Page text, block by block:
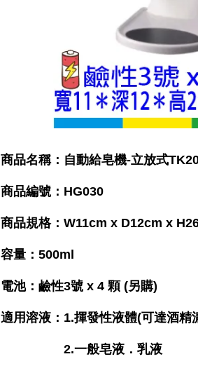
商品名稱：自動給皂機-立放式
商品編號：HG030
商品規格：W11cm x D12cm x
容量：500ml
電池 ： 鹼性3號 x 4 顆 (另購)
適用溶液：1.揮發性液體(可達酒精
2.一般皂液．乳液